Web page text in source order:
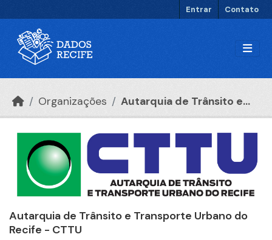
Entrar Contato
Organizações Autarquia de Trânsito e...
Autarquia de Trânsito e Transporte Urbano do
Recife - CTTU